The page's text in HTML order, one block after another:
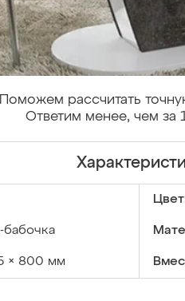
Поможем рассчитать
Ответим менее, чем за
бабочка
× 800 мм